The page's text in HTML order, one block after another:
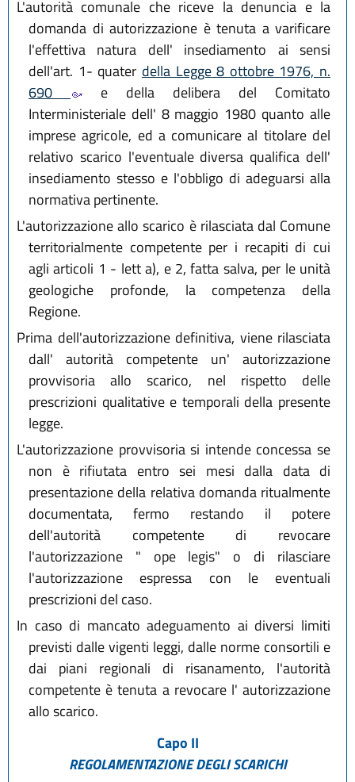
L'autorità comunale che riceve la denuncia e la
domanda di autorizzazione è tenuta a varificare
l'effettiva natura dell' insediamento ai sensi
dell'art. 1- quater della Legge 8 ottobre 1976, n.
690
e della delibera del Comitato
Interministeriale dell' 8 maggio 1980 quanto alle
imprese agricole, ed a comunicare al titolare del
relativo scarico l'eventuale diversa qualifica dell'
insediamento stesso e l'obbligo di adeguarsi alla
normativa pertinente.
L'autorizzazione allo scarico è rilasciata dal Comune
territorialmente competente per i recapiti di cui
agli articoli 1 - lett a), e 2, fatta salva, per le unità
geologiche profonde, la competenza della
Regione.
Prima dell'autorizzazione definitiva, viene rilasciata
dall' autorità competente un' autorizzazione
provvisoria allo scarico, nel rispetto delle
prescrizioni qualitative e temporali della presente
legge.
L'autorizzazione provvisoria si intende concessa se
non è rifiutata entro sei mesi dalla data di
presentazione della relativa domanda ritualmente
documentata, fermo restando il potere
dell'autorità competente di revocare
l'autorizzazione " ope legis" o di rilasciare
l'autorizzazione espressa con le eventuali
prescrizioni del caso.
In caso di mancato adeguamento ai diversi limiti
previsti dalle vigenti leggi, dalle norme consortili e
dai piani regionali di risanamento, l'autorità
competente è tenuta a revocare l' autorizzazione
allo scarico.
Capo II
REGOLAMENTAZIONE DEGLI SCARICHI